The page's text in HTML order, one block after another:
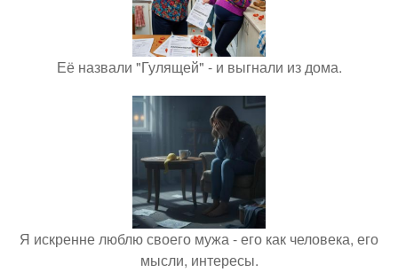
Её назвали "Гулящей" - и выгнали из дома.
Я искренне люблю своего мужа - его как человека, его
мысли, интересы.